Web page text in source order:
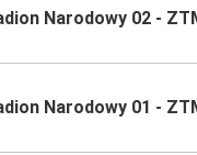
Narodowy 02 -
Narodowy 01 -